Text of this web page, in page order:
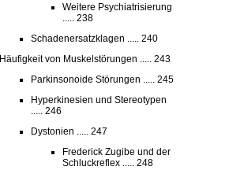
Weitere Psychiatrisierung
..... 238
Schadenersatzklagen ..... 240
Häufigkeit von Muskelstörungen ..... 243
Parkinsonoide Störungen ..... 245
Hyperkinesien und Stereotypen
..... 246
Dystonien ..... 247
Frederick Zugibe und der
Schluckreflex ..... 248